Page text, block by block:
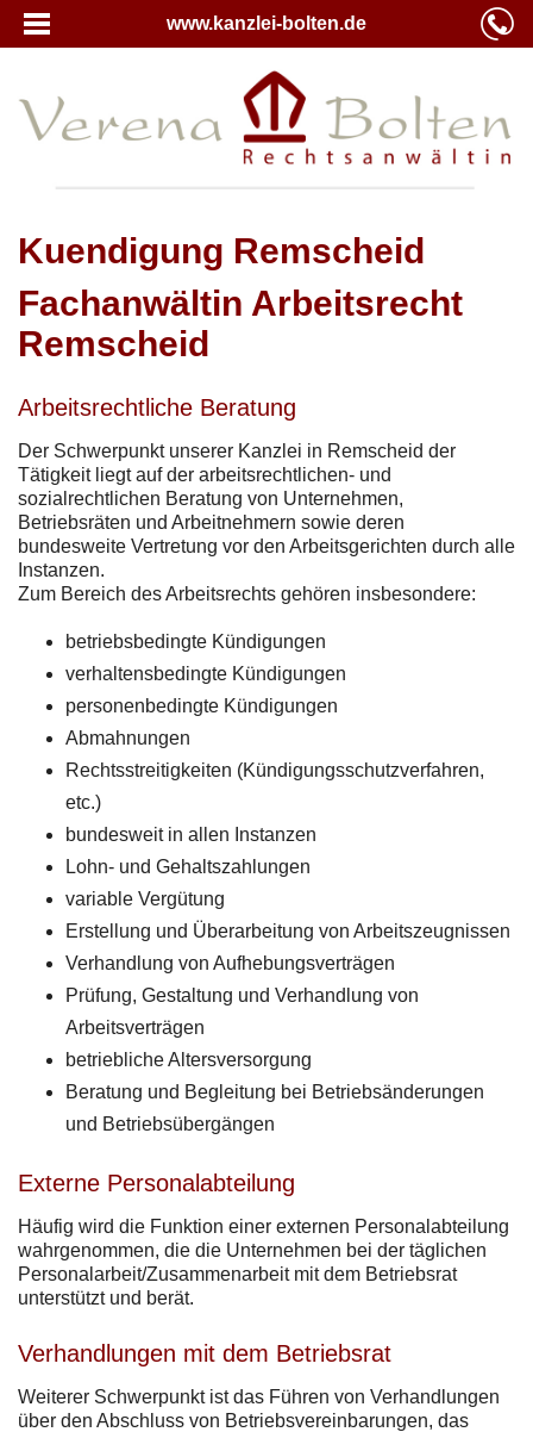
www.kanzlei-bolten.de
Kuendigung Remscheid
Fachanwältin Arbeitsrecht
Remscheid
Arbeitsrechtliche Beratung
Der Schwerpunkt unserer Kanzlei in Remscheid der
Tätigkeit liegt auf der arbeitsrechtlichen- und
sozialrechtlichen Beratung von Unternehmen,
Betriebsräten und Arbeitnehmern sowie deren
bundesweite Vertretung vor den Arbeitsgerichten durch alle
Instanzen.
Zum Bereich des Arbeitsrechts gehören insbesondere:
betriebsbedingte Kündigungen
verhaltensbedingte Kündigungen
personenbedingte Kündigungen
Abmahnungen
Rechtsstreitigkeiten (Kündigungsschutzverfahren,
etc.)
bundesweit in allen Instanzen
Lohn- und Gehaltszahlungen
variable Vergütung
Erstellung und Überarbeitung von Arbeitszeugnissen
Verhandlung von Aufhebungsverträgen
Prüfung, Gestaltung und Verhandlung von
Arbeitsverträgen
betriebliche Altersversorgung
Beratung und Begleitung bei Betriebsänderungen
und Betriebsübergängen
Externe Personalabteilung
Häufig wird die Funktion einer externen Personalabteilung
wahrgenommen, die die Unternehmen bei der täglichen
Personalarbeit/Zusammenarbeit mit dem Betriebsrat
unterstützt und berät.
Verhandlungen mit dem Betriebsrat
Weiterer Schwerpunkt ist das Führen von Verhandlungen
über den Abschluss von Betriebsvereinbarungen, das